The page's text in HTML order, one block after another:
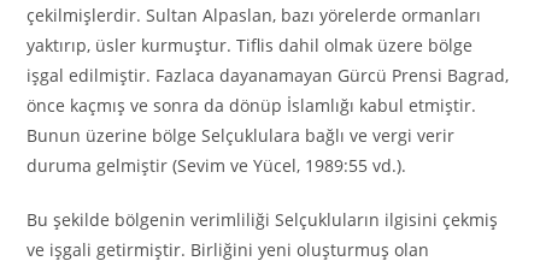
çekilmişlerdir. Sultan Alpaslan, bazı yörelerde ormanları
yaktırıp, üsler kurmuştur. Tiflis dahil olmak üzere bölge
işgal edilmiştir. Fazlaca dayanamayan Gürcü Prensi Bagrad,
önce kaçmış ve sonra da dönüp İslamlığı kabul etmiştir.
Bunun üzerine bölge Selçuklulara bağlı ve vergi verir
duruma gelmiştir (Sevim ve Yücel, 1989:55 vd.).
Bu şekilde bölgenin verimliliği Selçukluların ilgisini çekmiş
ve işgali getirmiştir. Birliğini yeni oluşturmuş olan